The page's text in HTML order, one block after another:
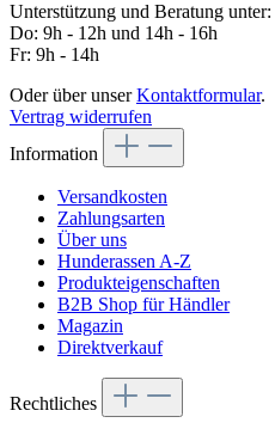
Unterstützung und Beratung unter:
Do: 9h - 12h und 14h - 16h
Fr: 9h - 14h
Oder über unserKontaktformular.
Vertrag widerrufen
Information
Versandkosten
Zahlungsarten
Über uns
Hunderassen A-Z
Produkteigenschaften
B2B Shop für Händler
Magazin
Direktverkauf
Rechtliches